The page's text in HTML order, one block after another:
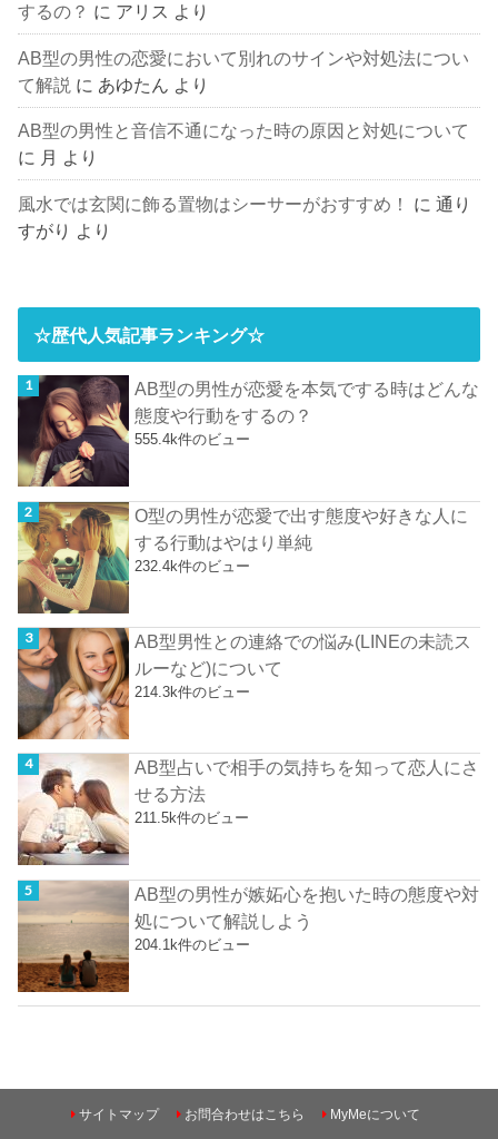
するの？ に アリス より
AB型の男性の恋愛において別れのサインや対処法につい
て解説 に あゆたん より
AB型の男性と音信不通になった時の原因と対処について
に 月 より
風水では玄関に飾る置物はシーサーがおすすめ！ に通り
すがり より
☆歴代人気記事ランキング☆
AB型の男性が恋愛を本気でする時はどんな
態度や行動をするの？
555.4k件のビュー
O型の男性が恋愛で出す態度や好きな人に
する行動はやはり単純
232.4k件のビュー
AB型男性との連絡での悩み(LINEの未読ス
ルーなど)について
214.3k件のビュー
AB型占いで相手の気持ちを知って恋人にさ
せる方法
211.5k件のビュー
AB型の男性が嫉妬心を抱いた時の態度や対
処について解説しよう
204.1k件のビュー
サイトマップ お問合わせはこちら MyMeについて